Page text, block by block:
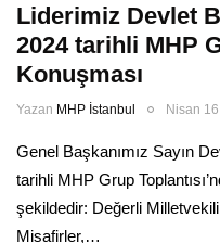
Liderimiz Devlet
2024 tarihli MHP
Konuşması
Yazan MHP İstanbul Nisan
Genel Başkanımız Sayın
tarihli MHP Grup
şekildedir: Değerli
Misafirler,…